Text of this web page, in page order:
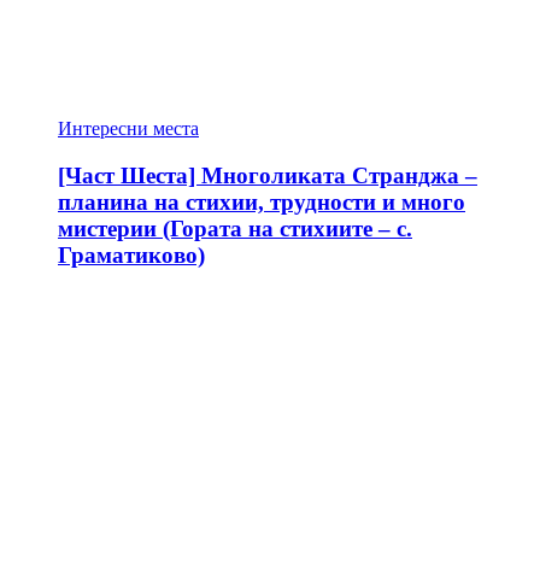
Интересни места
[Част Шеста] Многоликата Странджа –
планина на стихии, трудности и много
мистерии (Гората на стихиите – с.
Граматиково)